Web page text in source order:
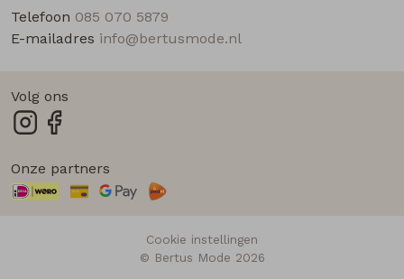
Telefoon 085 070 5879
E-mailadres info@bertusmode.nl
Volg ons
Onze partners
Cookie instellingen
© Bertus Mode 2026